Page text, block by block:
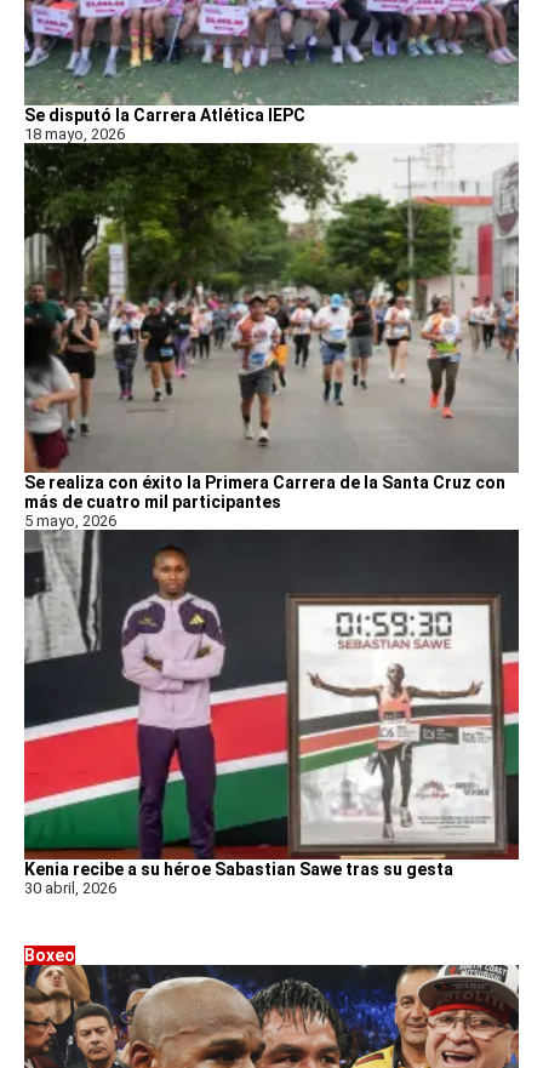
Se disputó la Carrera Atlética IEPC
18 mayo, 2026
Se realiza con éxito la Primera Carrera de la Santa Cruz con
más de cuatro mil participantes
5 mayo, 2026
Kenia recibe a su héroe Sabastian Sawe tras su gesta
30 abril, 2026
Boxeo